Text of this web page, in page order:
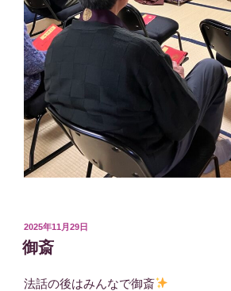
投
稿
日:
2025年11月29日
御斎
法話の後はみんなで御斎